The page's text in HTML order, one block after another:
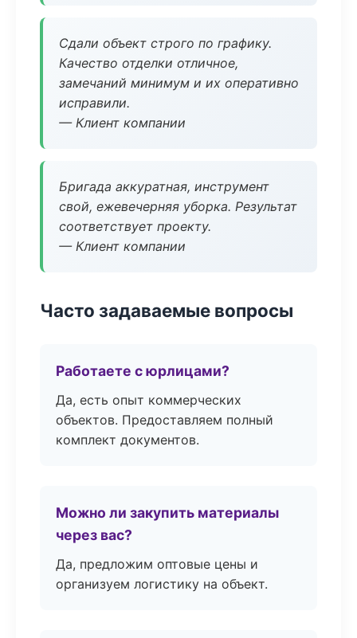
Сдали объект строго по графику.
Качество отделки отличное,
замечаний минимум и их оперативно
исправили.
— Клиент компании
Бригада аккуратная, инструмент
свой, ежевечерняя уборка. Результат
соответствует проекту.
— Клиент компании
Часто задаваемые вопросы
Работаете с юрлицами?
Да, есть опыт коммерческих
объектов. Предоставляем полный
комплект документов.
Можно ли закупить материалы
через вас?
Да, предложим оптовые цены и
организуем логистику на объект.